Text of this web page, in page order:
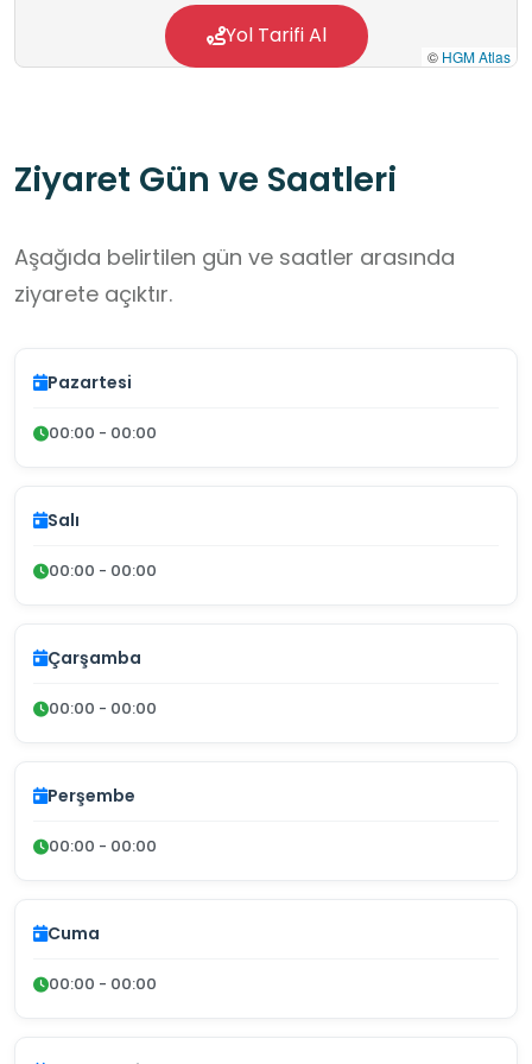
© HGM Atlas
Yol Tarifi Al
Ziyaret Gün ve Saatleri
Aşağıda belirtilen gün ve saatler arasında
ziyarete açıktır.
Pazartesi
00:00 - 00:00
Salı
00:00 - 00:00
Çarşamba
00:00 - 00:00
Perşembe
00:00 - 00:00
Cuma
00:00 - 00:00